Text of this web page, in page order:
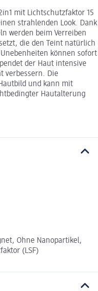
mit Lichtschutzfaktor 15
strahlenden Look. Dank
werden beim Verreiben
die den Teint natürlich
können sofort
der Haut intensive
verbessern. Die
und kann mit
Hautalterung
Ohne Nanopartikel,
(LSF)